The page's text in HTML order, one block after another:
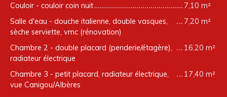
Couloir - couloir coin nuit
7,10 m²
Salle d'eau - douche italienne, double vasques,
sèche serviette, vmc (rénovation)
7,20 m²
Chambre 2 - double placard (penderie/étagère),
radiateur électrique
16,20 m²
Chambre 3 - petit placard, radiateur électrique,
vue Canigou/Albères
17,40 m²